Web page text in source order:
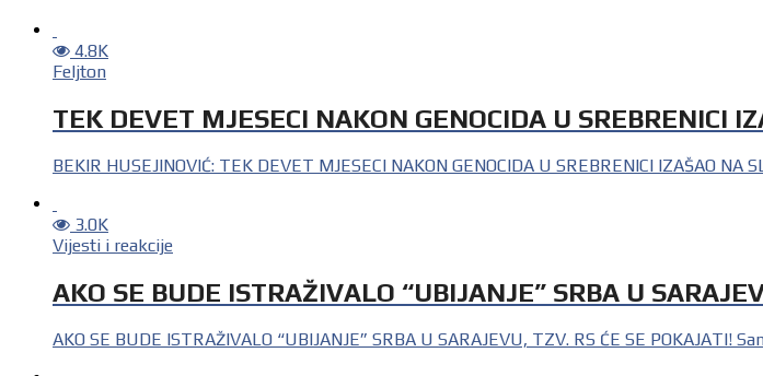
4.8K
Feljton
TEK DEVET MJESECI NAKON GENOCIDA U SREBRENICI
BEKIR HUSEJINOVIĆ: TEK DEVET MJESECI NAKON GENOCIDA U SREBRENICI IZAŠAO
3.0K
Vijesti i reakcije
AKO SE BUDE ISTRAŽIVALO “UBIJANJE” SRBA U
AKO SE BUDE ISTRAŽIVALO “UBIJANJE” SRBA U SARAJEVU, TZV. RS ĆE SE POKAJATI!